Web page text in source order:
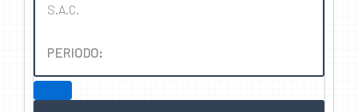
S.A.C.
PERIODO: